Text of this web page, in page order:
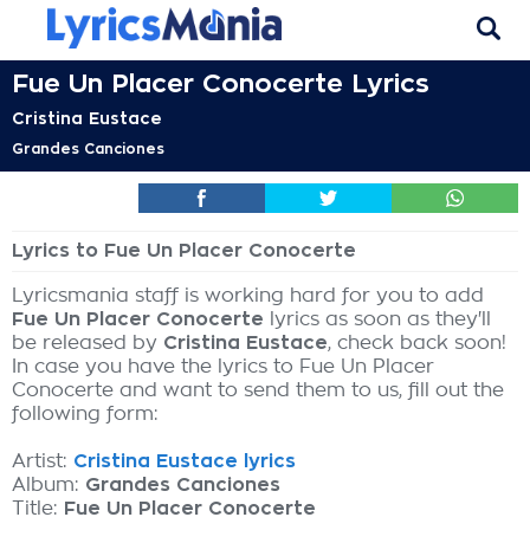
Fue Un Placer Conocerte Lyrics
Cristina Eustace
Grandes Canciones
Lyrics to Fue Un Placer Conocerte
Lyricsmania staff is working hard for you to add
Fue Un Placer Conocerte lyrics as soon as they'll
be released by Cristina Eustace, check back soon!
In case you have the lyrics to Fue Un Placer
Conocerte and want to send them to us, fill out the
following form:
Artist: Cristina Eustace lyrics
Album: Grandes Canciones
Title: Fue Un Placer Conocerte